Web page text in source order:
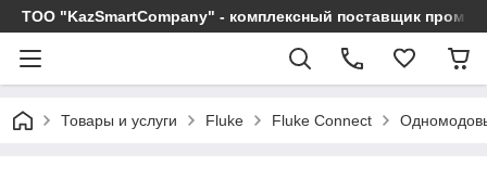
ТОО "KazSmartCompany" - комплексный поставщик
Товары и услуги Fluke Fluke Connect